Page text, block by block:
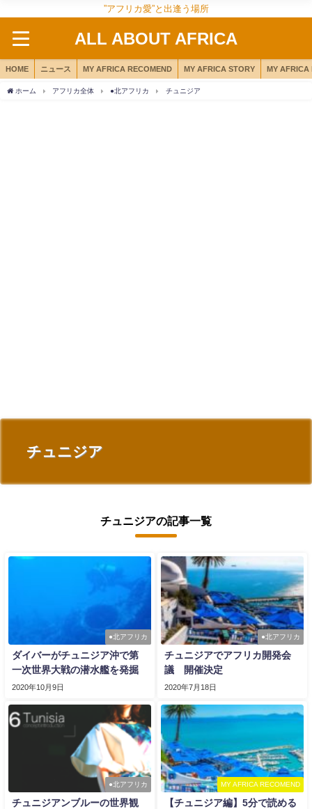
”アフリカ愛”と出逢う場所
ALL ABOUT AFRICA
HOME ニュース MY AFRICA RECOMEND MY AFRICA STORY MY AFRICA
ホーム アフリカ全体 ●北アフリカ チュニジア
チュニジア
チュニジアの記事一覧
●北アフリカ
ダイバーがチュニジア沖で第
一次世界大戦の潜水艦を発掘
2020年10月9日
●北アフリカ
チュニジアでアフリカ開発会
議 開催決定
2020年7月18日
●北アフリカ
チュニジアンブルーの世界観
MY AFRICA RECOMEND
【チュニジア編】5分で読める